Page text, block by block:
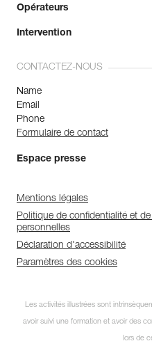
Opérateurs
Intervention
CONTACTEZ-NOUS
Name
Email
Phone
Formulaire de contact
Espace presse
Mentions légales
Politique de confidentialité et
personnelles
Déclaration d'accessibilité
Paramètres des cookies
Les activités illustrées sont
avoir suivi une formation et avoir des
lors de